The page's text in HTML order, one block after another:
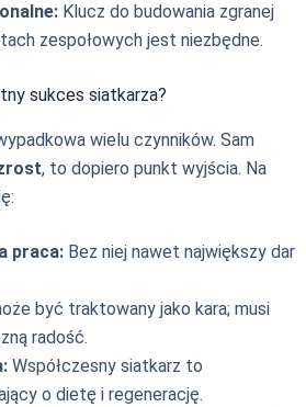
Klucz do budowania zgranej
zespołowych jest niezbędne.
sukces siatkarza?
wielu czynników. Sam
, to dopiero punkt wyjścia. Na
praca: Bez niej nawet największy dar
być traktowany jako kara; musi
radość.
Współczesny siatkarz to
o dietę i regenerację.